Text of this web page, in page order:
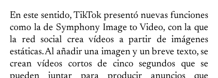
En este sentido, TikTok presentó nuevas funciones
como la de Symphony Image to Video, con la que
la red social crea vídeos a partir de imágenes
estáticas. Al añadir una imagen y un breve texto, se
crean vídeos cortos de cinco segundos que se
pueden juntar para producir anuncios que